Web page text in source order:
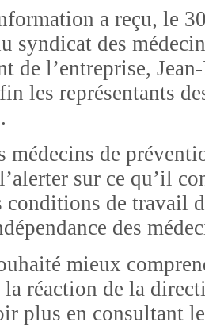
a reçu, le
syndicat des
de l’entreprise,
les représentants
médecins de
sur ce qu’il
de travail
des
mieux
réaction de la
plus en consultant